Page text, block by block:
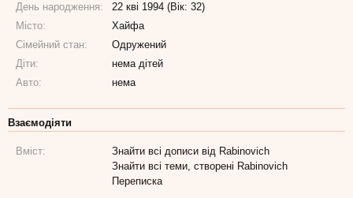
День народження:
22 кві 1994 (Вік: 32)
Місто:
Хайфа
Сімейний стан:
Одружений
Діти:
нема дітей
Авто:
нема
Взаємодіяти
Вміст:
Знайти всі дописи від Rabinovich
Знайти всі теми, створені Rabinovich
Переписка